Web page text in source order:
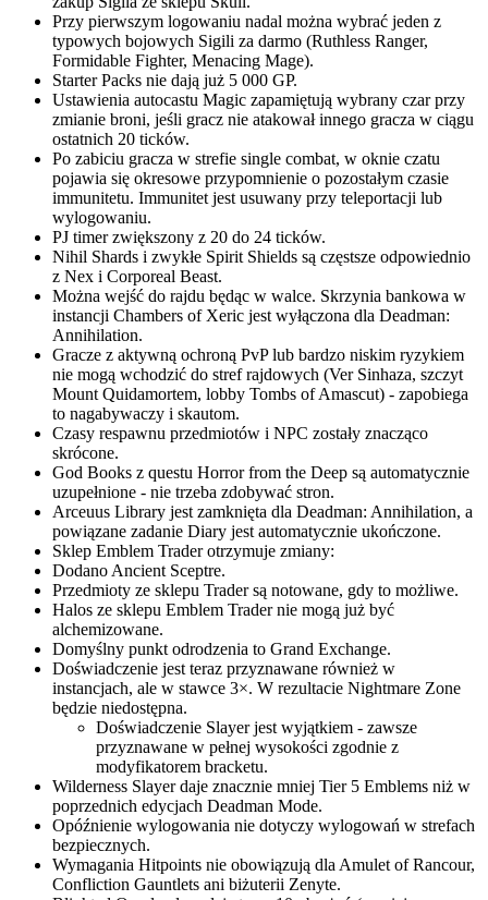
Przy pierwszym logowaniu nadal można wybrać jeden z
typowych bojowych Sigili za darmo (Ruthless Ranger,
Formidable Fighter, Menacing Mage).
Starter Packs nie dają już 5 000 GP.
Ustawienia autocastu Magic zapamiętują wybrany czar przy
zmianie broni, jeśli gracz nie atakował innego gracza w ciągu
ostatnich 20 ticków.
Po zabiciu gracza w strefie single combat, w oknie czatu
pojawia się okresowe przypomnienie o pozostałym czasie
immunitetu. Immunitet jest usuwany przy teleportacji lub
wylogowaniu.
PJ timer zwiększony z 20 do 24 ticków.
Nihil Shards i zwykłe Spirit Shields są częstsze odpowiednio
z Nex i Corporeal Beast.
Można wejść do rajdu będąc w walce. Skrzynia bankowa w
instancji Chambers of Xeric jest wyłączona dla Deadman:
Annihilation.
Gracze z aktywną ochroną PvP lub bardzo niskim ryzykiem
nie mogą wchodzić do stref rajdowych (Ver Sinhaza, szczyt
Mount Quidamortem, lobby Tombs of Amascut) - zapobiega
to nagabywaczy i skautom.
Czasy respawnu przedmiotów i NPC zostały znacząco
skrócone.
God Books z questu Horror from the Deep są automatycznie
uzupełnione - nie trzeba zdobywać stron.
Arceuus Library jest zamknięta dla Deadman: Annihilation, a
powiązane zadanie Diary jest automatycznie ukończone.
Sklep Emblem Trader otrzymuje zmiany:
Dodano Ancient Sceptre.
Przedmioty ze sklepu Trader są notowane, gdy to możliwe.
Halos ze sklepu Emblem Trader nie mogą już być
alchemizowane.
Domyślny punkt odrodzenia to Grand Exchange.
Doświadczenie jest teraz przyznawane również w
instancjach, ale w stawce 3×. W rezultacie Nightmare Zone
będzie niedostępna.
Doświadczenie Slayer jest wyjątkiem - zawsze
przyznawane w pełnej wysokości zgodnie z
modyfikatorem bracketu.
Wilderness Slayer daje znacznie mniej Tier 5 Emblems niż w
poprzednich edycjach Deadman Mode.
Opóźnienie wylogowania nie dotyczy wylogowań w strefach
bezpiecznych.
Wymagania Hitpoints nie obowiązują dla Amulet of Rancour,
Confliction Gauntlets ani biżuterii Zenyte.